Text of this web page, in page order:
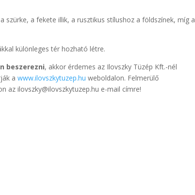
szürke, a fekete illik, a rusztikus stílushoz a földszínek, míg a
különleges tér hozható létre.
beszerezni, akkor érdemes az Ilovszky Tüzép Kft.-nél
awww.ilovszkytuzep.hu weboldalon. Felmerülő
az ilovszky@ilovszkytuzep.hu e-mail címre!